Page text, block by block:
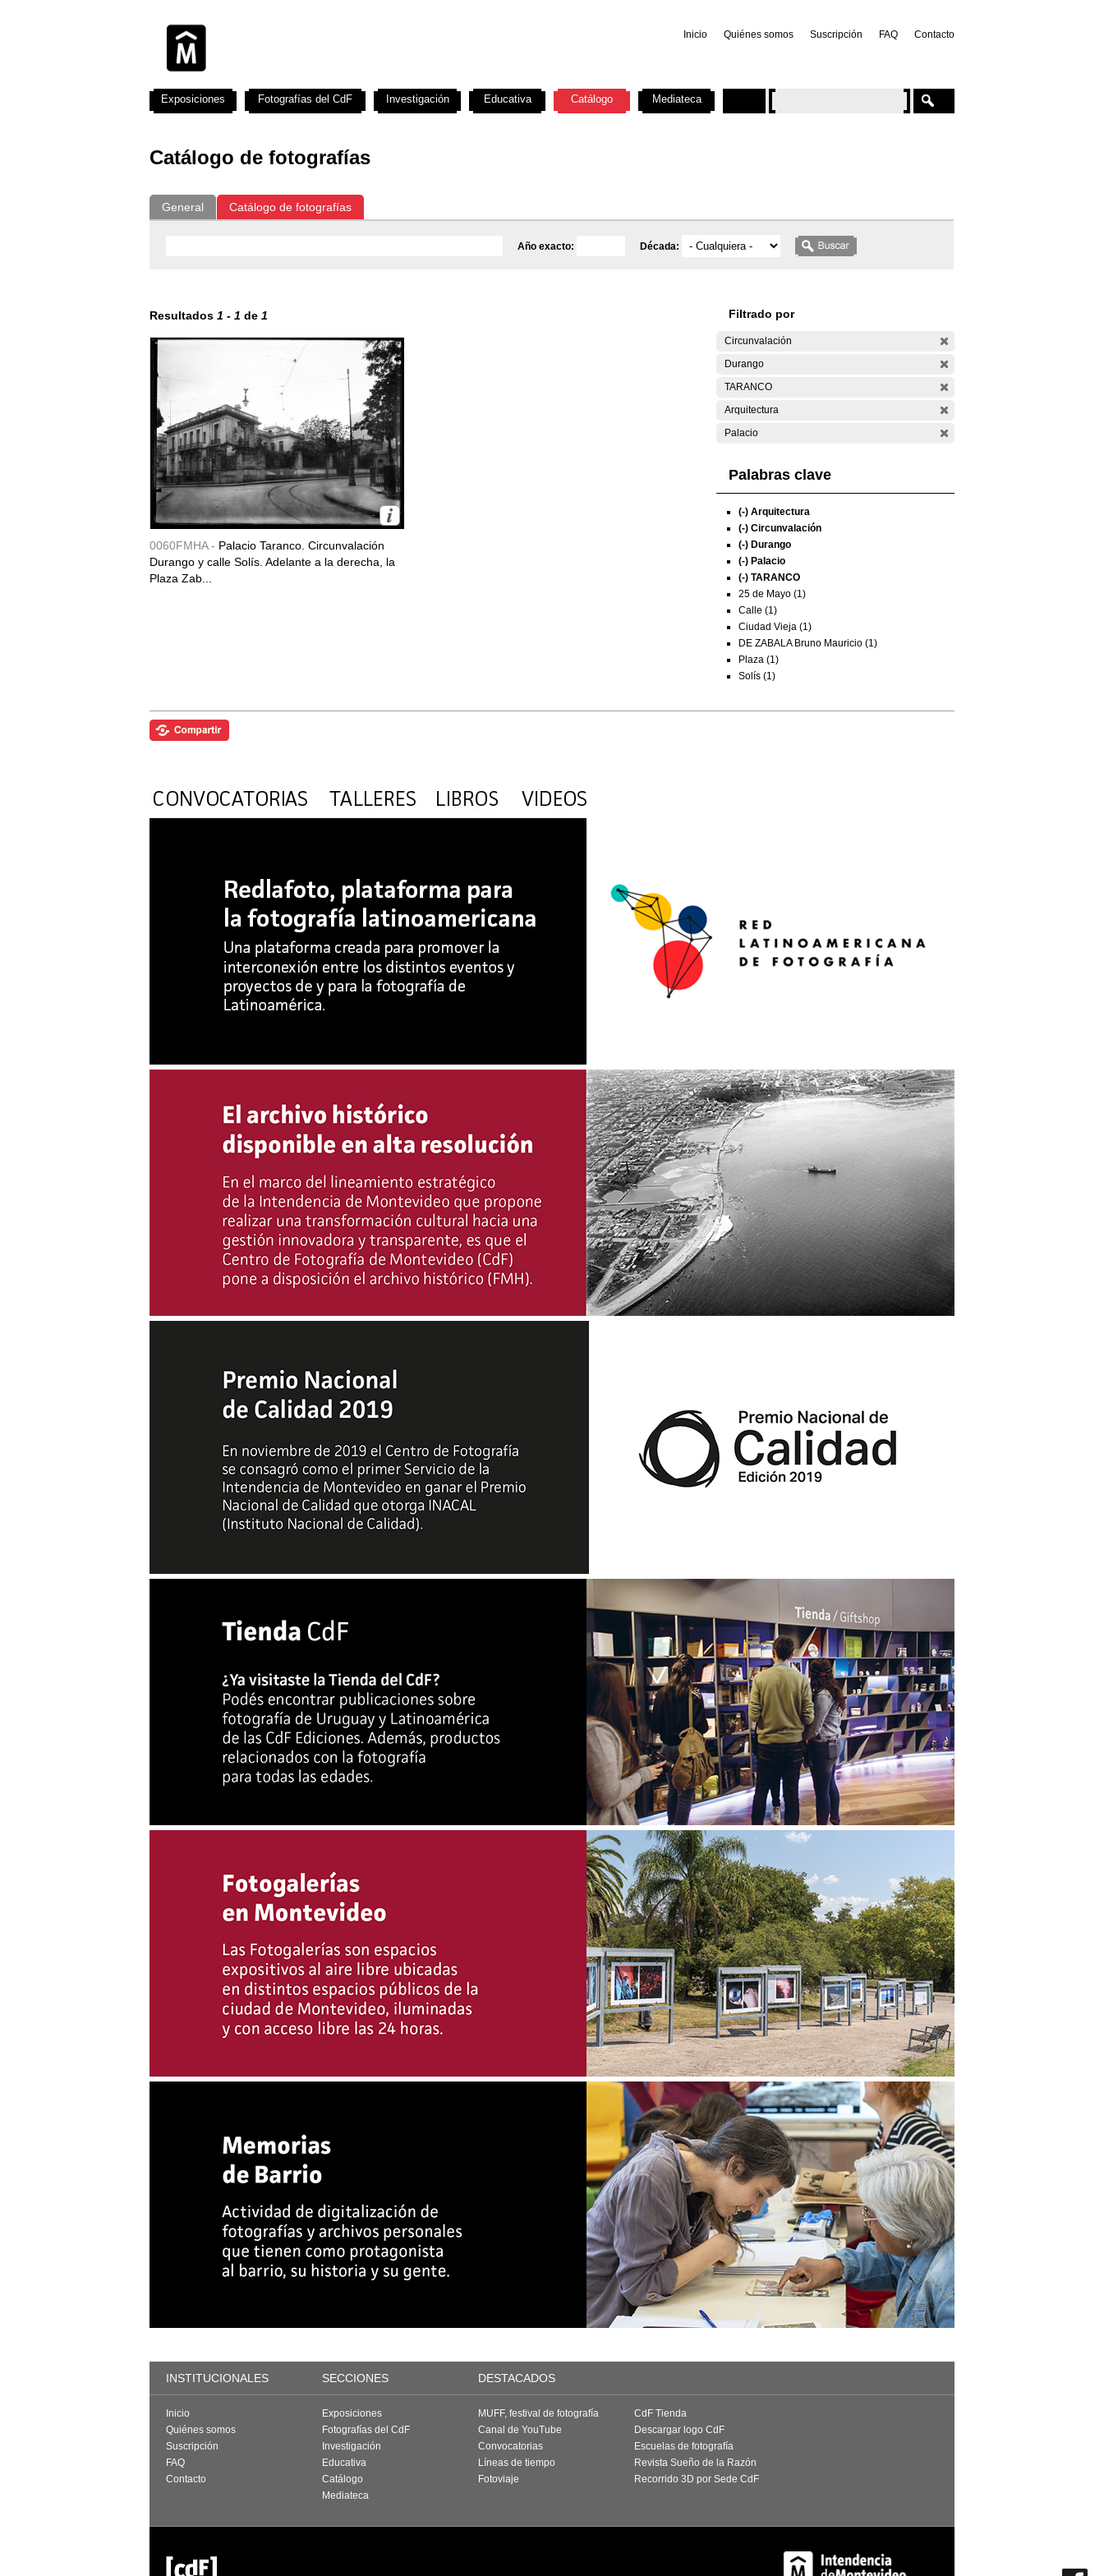
Inicio Quiénes somos Suscripción FAQ Contacto
Catálogo de fotografías
General Catálogo de fotografías
Año exacto: Década:
Resultados 1 - 1 de 1
0060FMHA - Palacio Taranco. Circunvalación
Durango y calle Solís. Adelante a la derecha, la
Plaza Zab...
Filtrado por
Circunvalación
Durango
TARANCO
Arquitectura
Palacio
Palabras clave
(-) Arquitectura
(-) Circunvalación
(-) Durango
(-) Palacio
(-) TARANCO
25 de Mayo (1)
Calle (1)
Ciudad Vieja (1)
DE ZABALA Bruno Mauricio (1)
Plaza (1)
Solís (1)
Exposiciones Fotografías del CdF Investigación Educativa Catálogo Mediateca
INSTITUCIONALES SECCIONES DESTACADOS
Inicio
Quiénes somos
Suscripción
FAQ
Contacto
Exposiciones
Fotografías del CdF
Investigación
Educativa
Catálogo
Mediateca
MUFF, festival de fotografía
Canal de YouTube
Convocatorias
Líneas de tiempo
Fotoviaje
CdF Tienda
Descargar logo CdF
Escuelas de fotografía
Revista Sueño de la Razón
Recorrido 3D por Sede CdF